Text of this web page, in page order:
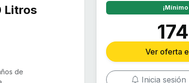
Litros
de
Ver oferta
Inicia